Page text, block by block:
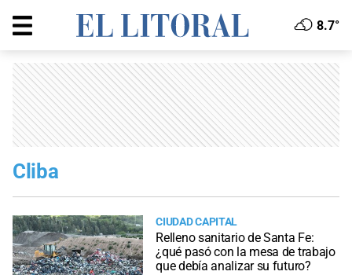
8.7°
Cliba
CIUDAD CAPITAL
Relleno sanitario de Santa Fe:
¿qué pasó con la mesa de trabajo
que debía analizar su futuro?